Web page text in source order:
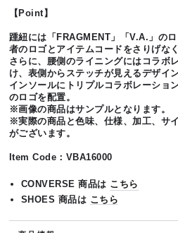
【Point】
踵紐には「FRAGMENT」「V.A.」の
者のロゴとアイテムコードをさりげな
さらに、腰側のライニングにはコラボ
け、表側からステッチが見えるデザイ
インソールにトリプルコラボレーショ
のロゴを配置。
※画像の商品はサンプルとなります。
※実際の商品と色味、仕様、加工、サ
がございます。
Item Code：VBA16000
CONVERSE 商品は こちら
SHOES 商品は こちら